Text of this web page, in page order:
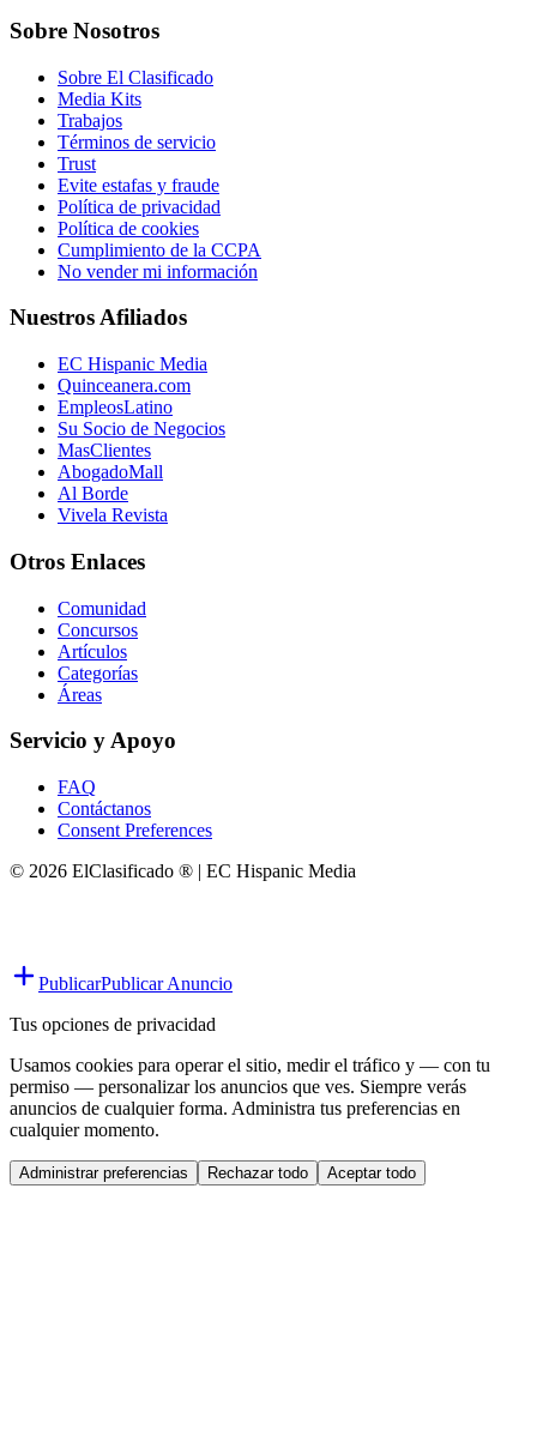
Sobre Nosotros
Sobre El Clasificado
Media Kits
Trabajos
Términos de servicio
Trust
Evite estafas y fraude
Política de privacidad
Política de cookies
Cumplimiento de la CCPA
No vender mi información
Nuestros Afiliados
EC Hispanic Media
Quinceanera.com
EmpleosLatino
Su Socio de Negocios
MasClientes
AbogadoMall
Al Borde
Vivela Revista
Otros Enlaces
Comunidad
Concursos
Artículos
Categorías
Áreas
Servicio y Apoyo
FAQ
Contáctanos
Consent Preferences
© 2026 ElClasificado ® | EC Hispanic Media
PublicarPublicar Anuncio
Tus opciones de privacidad
Usamos cookies para operar el sitio, medir el tráfico y — con tu
permiso — personalizar los anuncios que ves. Siempre verás
anuncios de cualquier forma. Administra tus preferencias en
cualquier momento.
Administrar preferencias Rechazar todo Aceptar todo